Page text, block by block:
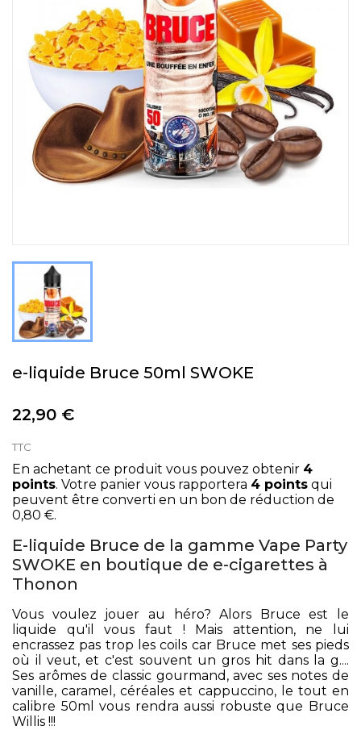
e-liquide Bruce 50ml SWOKE
22,90 €
TTC
En achetant ce produit vous pouvez obtenir 4
points. Votre panier vous rapportera 4 points qui
peuvent être converti en un bon de réduction de
0,80 €.
E-liquide Bruce de la gamme Vape Party
SWOKE en boutique de e-cigarettes à
Thonon
Vous voulez jouer au héro? Alors Bruce est le
liquide qu'il vous faut ! Mais attention, ne lui
encrassez pas trop les coils car Bruce met ses pieds
où il veut, et c'est souvent un gros hit dans la g....
Ses arômes de classic gourmand, avec ses notes de
vanille, caramel, céréales et cappuccino, le tout en
calibre 50ml vous rendra aussi robuste que Bruce
Willis !!!